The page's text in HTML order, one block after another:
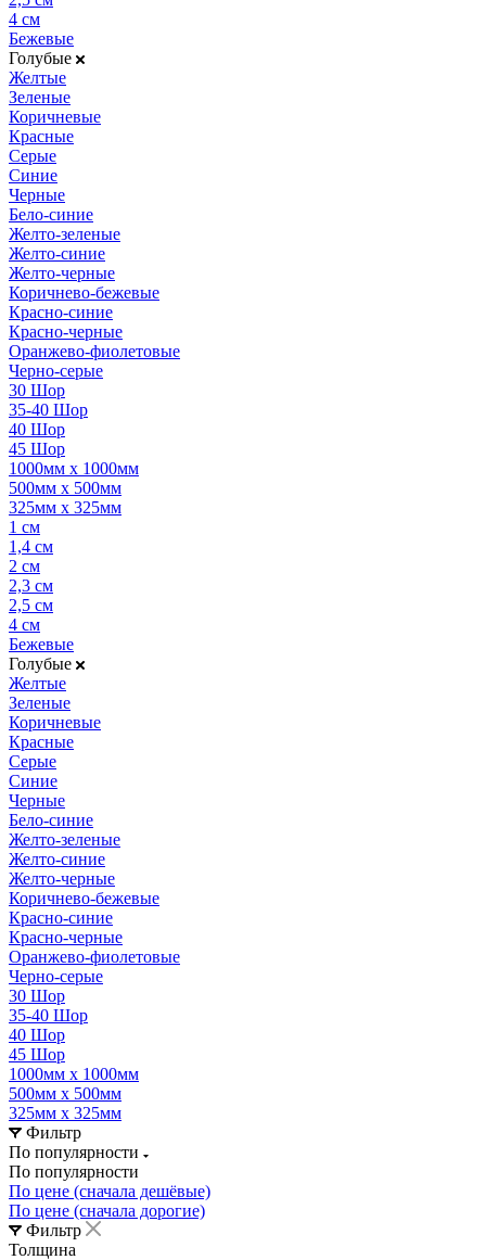
4 см
Бежевые
Голубые
Желтые
Зеленые
Коричневые
Красные
Серые
Синие
Черные
Бело-синие
Желто-зеленые
Желто-синие
Желто-черные
Коричнево-бежевые
Красно-синие
Красно-черные
Оранжево-фиолетовые
Черно-серые
30 Шор
35-40 Шор
40 Шор
45 Шор
1000мм х 1000мм
500мм х 500мм
325мм х 325мм
1 см
1,4 см
2 см
2,3 см
2,5 см
4 см
Бежевые
Голубые
Желтые
Зеленые
Коричневые
Красные
Серые
Синие
Черные
Бело-синие
Желто-зеленые
Желто-синие
Желто-черные
Коричнево-бежевые
Красно-синие
Красно-черные
Оранжево-фиолетовые
Черно-серые
30 Шор
35-40 Шор
40 Шор
45 Шор
1000мм х 1000мм
500мм х 500мм
325мм х 325мм
Фильтр
По популярности
По популярности
По цене (сначала дешёвые)
По цене (сначала дорогие)
Фильтр
Толщина